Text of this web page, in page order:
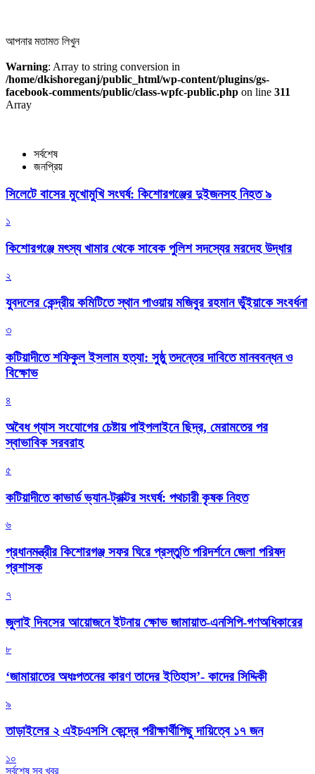
আপনার মতামত লিখুন
Warning: Array to string conversion in
/home/dkishoreganj/public_html/wp-content/plugins/gs-
facebook-comments/public/class-wpfc-public.php on line 311
Array
সর্বশেষ
জনপ্রিয়
সিলেটে বাসের মুখোমুখি সংঘর্ষ: কিশোরগঞ্জের দুইজনসহ নিহত ৯
১
কিশোরগঞ্জে মৎস্য খামার থেকে সাবেক পুলিশ সদস্যের মরদেহ উদ্ধার
২
যুবদলের কেন্দ্রীয় কমিটিতে স্থান পাওয়ায় মজিবুর রহমান ভুঁইয়াকে সংবর্ধনা
৩
কটিয়াদীতে শফিকুল ইসলাম হত্যা: সুষ্ঠু তদন্তের দাবিতে মানববন্ধন ও
বিক্ষোভ
৪
অবৈধ গ্যাস সংযোগের চেষ্টায় পাইপলাইনে ছিদ্র, মেরামতের পর
স্বাভাবিক সরবরাহ
৫
কটিয়াদীতে কাভার্ড ভ্যান-ট্রাক্টর সংঘর্ষ: পথচারী কৃষক নিহত
৬
প্রধানমন্ত্রীর কিশোরগঞ্জ সফর ঘিরে প্রস্তুতি পরিদর্শনে জেলা পরিষদ
প্রশাসক
৭
জুলাই দিবসের আয়োজনে ইটনায় ক্ষোভ জামায়াত-এনসিপি-গণঅধিকারের
৮
‘জামায়াতের অধঃপতনের কারণ তাদের ইতিহাস’- কাদের সিদ্দিকী
৯
তাড়াইলের ২ এইচএসসি কেন্দ্রে পরীক্ষার্থীপিছু দায়িত্বে ১৭ জন
১০
সর্বশেষ সব খবর